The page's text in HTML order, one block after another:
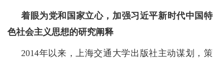
着眼为党和国家立心，加强习近平新时代中国特
色社会主义思想的研究阐释
2014年以来，上海交通大学出版社主动谋划，策